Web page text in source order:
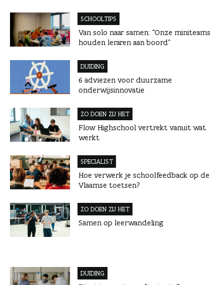
SCHOOLTIPS
Van solo naar samen: “Onze miniteams
houden leraren aan boord”
DUIDING
6 adviezen voor duurzame
onderwijsinnovatie
ZO DOEN ZIJ HET
Flow Highschool vertrekt vanuit wat
werkt
SPECIALIST
Hoe verwerk je schoolfeedback op de
Vlaamse toetsen?
ZO DOEN ZIJ HET
Samen op leerwandeling
DUIDING